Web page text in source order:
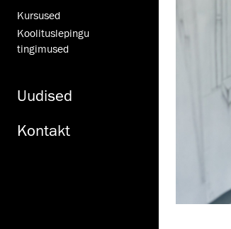
Kursused
Koolituslepingu
tingimused
Uudised
Kontakt